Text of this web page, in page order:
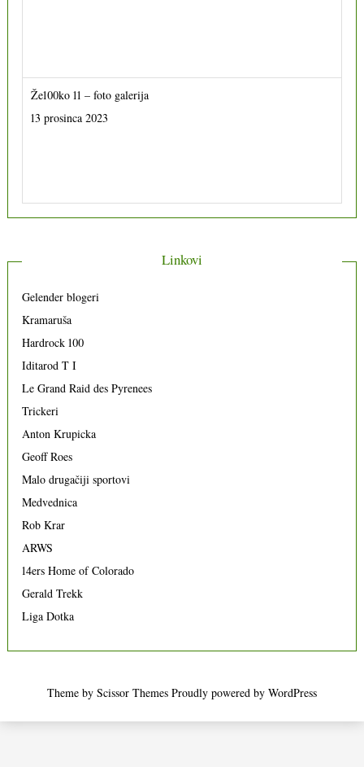
Že100ko 11 – foto galerija
13 prosinca 2023
Linkovi
Gelender blogeri
Kramaruša
Hardrock 100
Iditarod T I
Le Grand Raid des Pyrenees
Trickeri
Anton Krupicka
Geoff Roes
Malo drugačiji sportovi
Medvednica
Rob Krar
ARWS
14ers Home of Colorado
Gerald Trekk
Liga Dotka
Theme by Scissor Themes Proudly powered by WordPress